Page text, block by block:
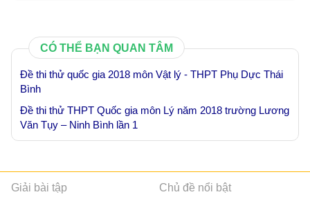
CÓ THỂ BẠN QUAN TÂM
Đề thi thử quốc gia 2018 môn Vật lý - THPT Phụ Dực Thái
Bình
Đề thi thử THPT Quốc gia môn Lý năm 2018 trường Lương
Văn Tụy – Ninh Bình lần 1
Giải bài tập Chủ đề nổi bật